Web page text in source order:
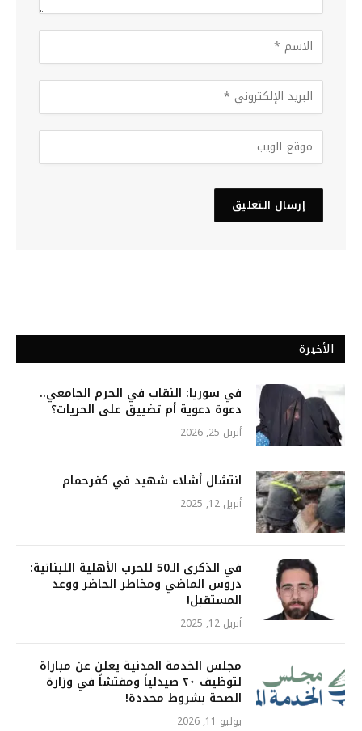
الأخيرة
في سوريا: النقاب في الحرم الجامعي..
دعوة دعوية أم تضييق على الحريات؟
أبريل 25, 2026
انتشال أشلاء شهيد في كفرحمام
أبريل 12, 2025
في الذكرى الـ50 للحرب الأهلية اللبنانية:
دروس الماضي ومخاطر الحاضر ووعد
المستقبل!
أبريل 12, 2025
مجلس الخدمة المدنية يعلن عن مباراة
لتوظيف ٢٠ صيدلياً ومفتشاً في وزارة
الصحة بشروط محددة!
يوليو 11, 2026